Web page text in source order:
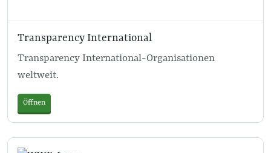
Transparency International
Transparency International-Organisationen
weltweit.
Öffnen